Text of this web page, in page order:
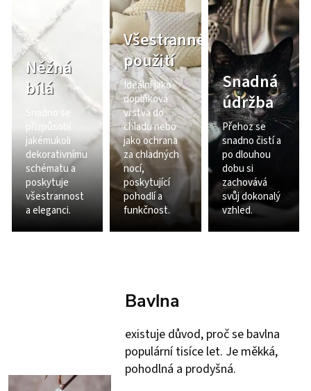
Něžná
bílá
Snadno se
přizpůsobí
jakémukoli
dekorativnímu
schématu a
poskytuje
všestrannost
a eleganci.
Všestranné
použití
Ideální jako
doplňková
vrstva do
chladu nebo
jako ochrana
za chladných
nocí,
poskytující
pohodlí a
funkčnost.
Snadná
údržba
Přehoz se
snadno čistí a
po dlouhou
dobu si
zachovává
svůj dokonalý
vzhled.
Bavlna
existuje důvod, proč se bavlna
populární tisíce let. Je měkká,
pohodlná a prodyšná.